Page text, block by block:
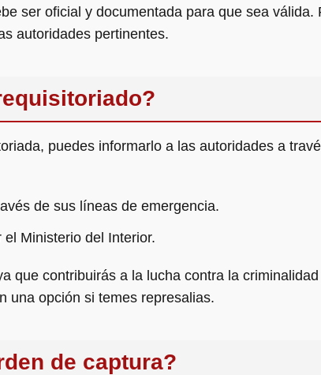
ser oficial y documentada para que sea válida.
autoridades pertinentes.
puedes informarlo a las autoridades a
de sus líneas de emergencia.
Ministerio del Interior.
que contribuirás a la lucha contra la
una opción si temes represalias.
de captura?